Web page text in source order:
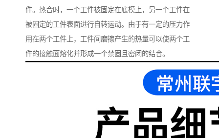
件。热合时，一个工件被固定在底模上，另一个工件在
被固定的工件表面进行自转运动。由于有一定的压力作
用在两个工件上，工件间磨擦产生的热量可以使两个工
件的接触面熔化并形成一个禁固且密闭的结合。